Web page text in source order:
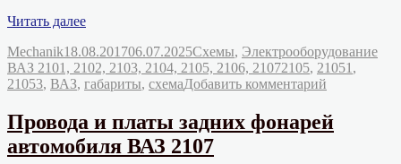
Читать далее«Схема
габаритов
ВАЗ
2105»
Автор
MechanikОпубликовано
18.08.201706.07.2025Рубрики
Схемы, Электрооборудование
ВАЗ 2101, 2102, 2103, 2104, 2105, 2106, 2107Метки
2105, 21051 ,
21053, ВАЗ, габариты, схемаДобавить комментарий
Схема
включения
Провода и платы задних фонарей
автомобиля ВАЗ 2107